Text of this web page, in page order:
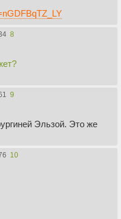
8
9
Эльзой. Это же
10